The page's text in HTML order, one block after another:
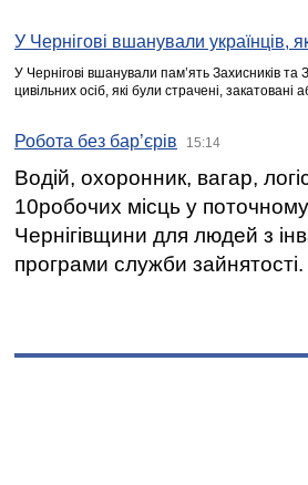
У Чернігові вшанували українців,
У Чернігові вшанували пам’ять Захисників
цивільних осіб, які були страчені, закатовані
Робота без бар’єрів 15:14
Водій, охоронник, вагар,
10робочих місць у
Чернігівщини для людей з
програми служби зайнятості.